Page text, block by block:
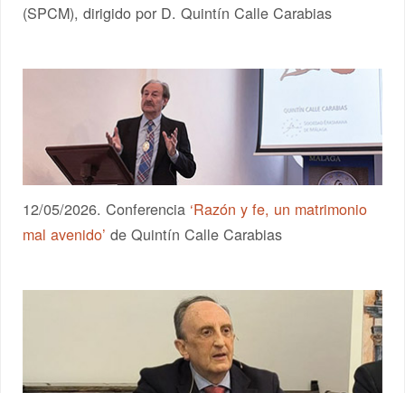
(SPCM), dirigido por D. Quintín Calle Carabias
12/05/2026. Conferencia ‘Razón y fe, un matrimonio
mal avenido’ de Quintín Calle Carabias